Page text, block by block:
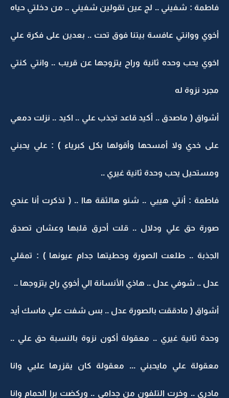
فاطمة : شفيني .. لج عين تقولين شفيني .. من دخلتي حياه
أخوي ووانتي عافسة بيتنا فوق تحت .. بعدين على فكرة علي
اخوي يحب وحده ثانية وراح يتزوجها عن قريب .. وانتي كنتي
مجرد نزوة له
أشواق ( ماصدق .. أكيد قاعد تجذب علي .. اكيد .. نزلت دمعي
على خدي ولا أمسحها وأقولها بكل كبرياء ) : علي يحبني
ومستحيل يحب وحدة ثانية غيري ..
فاطمة : أنتي هييي .. شنو هالثقة هاا .. ( تذكرت أنا عندي
صورة حق علي ودلال .. قلت أحرق قلبها وعشان تصدق
الجذبة .. طلعت الصورة وحطيتها جدام عيونها ) : تمقلي
عدل .. شوفي عدل .. هاذي الأنسانة الي أخوي راح يتزوجها ..
أشواق ( مادققت بالصورة عدل .. بس شفت علي ماسك أيد
وحدة ثانية غيري .. معقولة أكون نزوة بالنسبة حق علي ..
معقولة علي مايحبني ... معقولة كان يقزرها عليي وانا
مادري .. وخرت التلفون من جدامي .. وركضت برا الحمام وانا